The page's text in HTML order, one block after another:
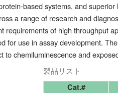
based systems, and
a range of research and
requirements of high throughput
for use in assay development.
to chemiluminescence and
製品リスト
Cat.#